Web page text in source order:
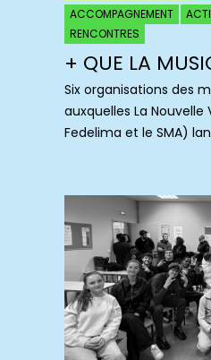
ACCOMPAGNEMENT
RENCONTRES
+ QUE LA
Six organisations des
auxquelles La
Fedelima et le SMA)